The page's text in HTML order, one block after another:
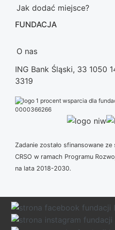
Jak dodać miejsce?
FUNDACJA
O nas
ING Bank Śląski, 33 1050
3319
0000366266
Zadanie zostało sfinansowane
CRSO w ramach Programu
na lata 2018-2030.